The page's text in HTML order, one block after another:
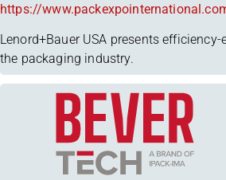
https://
Lenord+Bauer USA presents
the packaging industry.